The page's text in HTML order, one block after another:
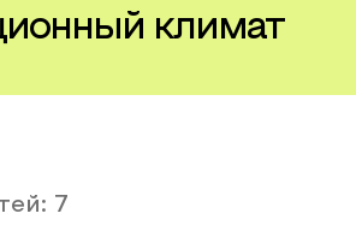
климат
7